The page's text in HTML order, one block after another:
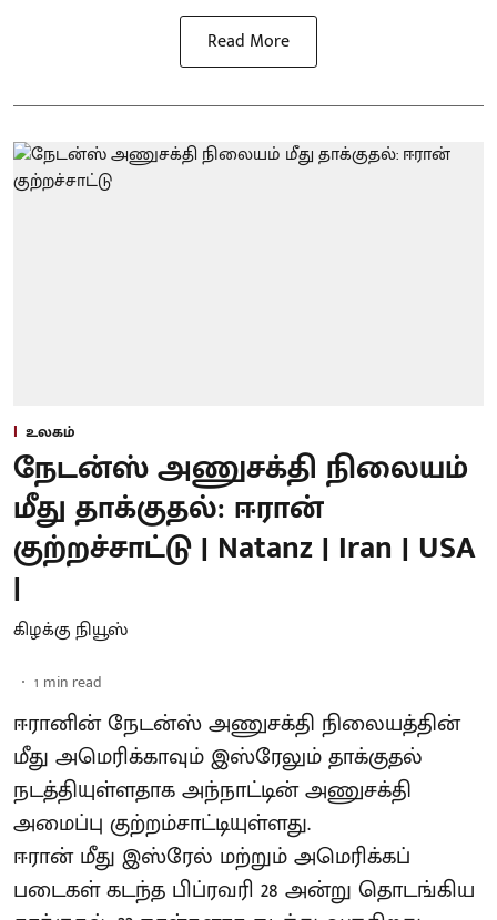
Read More
உலகம்
நேடன்ஸ் அணுசக்தி நிலையம்
மீது தாக்குதல்: ஈரான்
குற்றச்சாட்டு | Natanz | Iran | USA
|
கிழக்கு நியூஸ்
1 min read
ஈரானின் நேடன்ஸ் அணுசக்தி நிலையத்தின்
மீது அமெரிக்காவும் இஸ்ரேலும் தாக்குதல்
நடத்தியுள்ளதாக அந்நாட்டின் அணுசக்தி
அமைப்பு குற்றம்சாட்டியுள்ளது.
ஈரான் மீது இஸ்ரேல் மற்றும் அமெரிக்கப்
படைகள் கடந்த பிப்ரவரி 28 அன்று தொடங்கிய